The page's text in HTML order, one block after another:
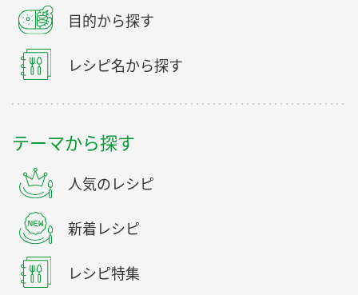
目的から探す
レシピ名から探す
テーマから探す
人気のレシピ
新着レシピ
レシピ特集